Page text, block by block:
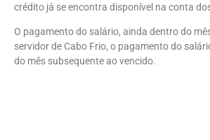
crédito já se encontra disponível na conta
O pagamento do salário, ainda dentro do
servidor de Cabo Frio, o pagamento do
do mês subsequente ao vencido.